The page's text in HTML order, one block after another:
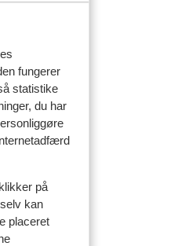
fungerer
statistike
du har
på
kan
placeret